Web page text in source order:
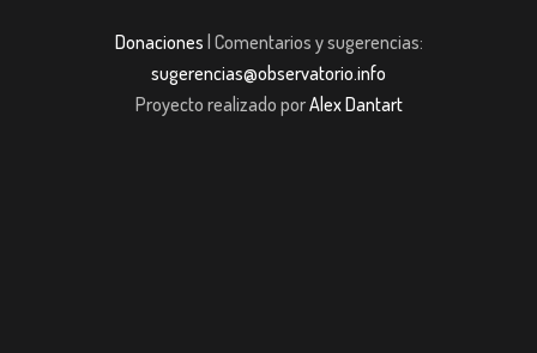
Donaciones | Comentarios y sugerencias:
sugerencias@observatorio.info
Proyecto realizado porAlex Dantart